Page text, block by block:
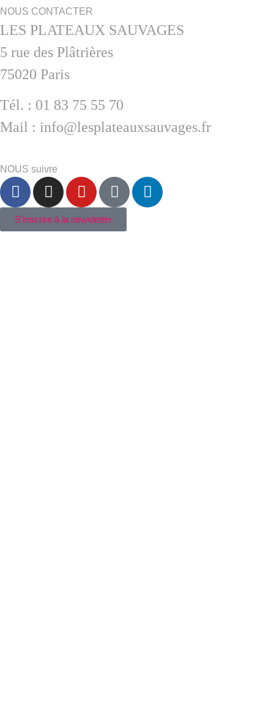
NOUS CONTACTER
LES PLATEAUX SAUVAGES
5 rue des Plâtrières
75020 Paris
Tél. : 01 83 75 55 70
Mail : info@lesplateauxsauvages.fr
NOUS suivre
S'inscrire à la newsletter